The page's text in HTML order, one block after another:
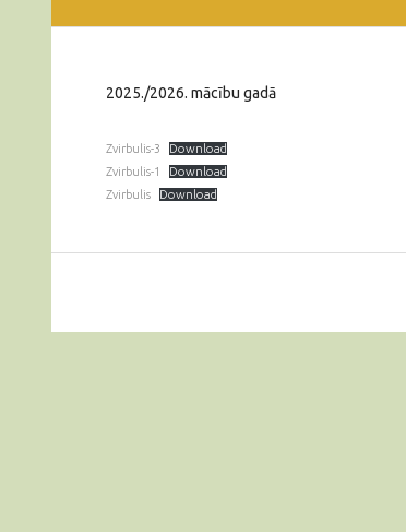
2025./2026. mācību gadā
Zvirbulis-3
Download
Zvirbulis-1
Download
Zvirbulis
Download